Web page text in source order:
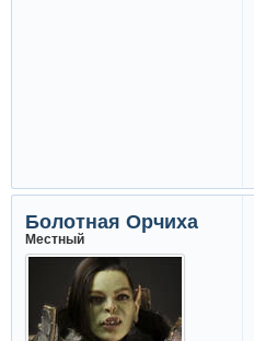
Болотная Орчиха
Местный